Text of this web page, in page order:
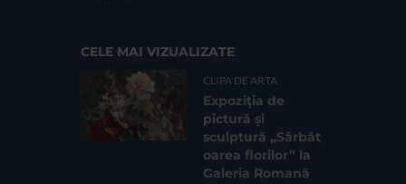
CELE MAI VIZUALIZATE
CLIPA DE ARTA
Expoziția de
pictură și
sculptură „Sărbăt
oarea florilor” la
Galeria Romană